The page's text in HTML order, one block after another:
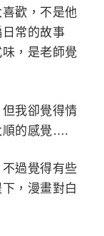
歡，不是他
常的故事
，是老師覺
我卻覺得情
順的感覺….
過覺得有些
，漫畫對白